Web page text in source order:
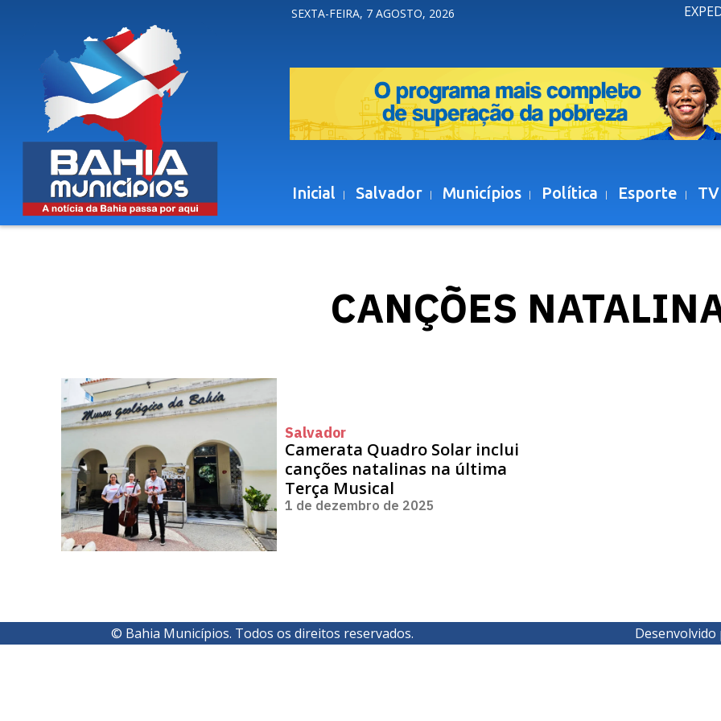
SEXTA-FEIRA, 7 AGOSTO, 2026
Inicial Salvador Municípios Política Esporte
CANÇÕES
Salvador
Camerata Quadro Solar inclui
canções natalinas na última
Terça Musical
1 de dezembro de 2025
© Bahia Municípios. Todos os direitos reservados. Desenvolvido